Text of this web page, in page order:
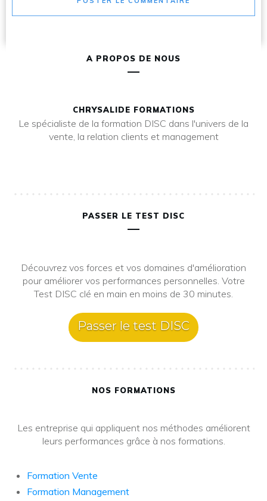
A PROPOS DE NOUS
CHRYSALIDE FORMATIONS
Le spécialiste de la formation DISC dans l'univers de la
vente, la relation clients et management
PASSER LE TEST DISC
Découvrez vos forces et vos domaines d'amélioration
pour améliorer vos performances personnelles. Votre
Test DISC clé en main en moins de 30 minutes.
Passer le test DISC
NOS FORMATIONS
Les entreprise qui appliquent nos méthodes améliorent
leurs performances grâce à nos formations.
Formation Vente
Formation Management